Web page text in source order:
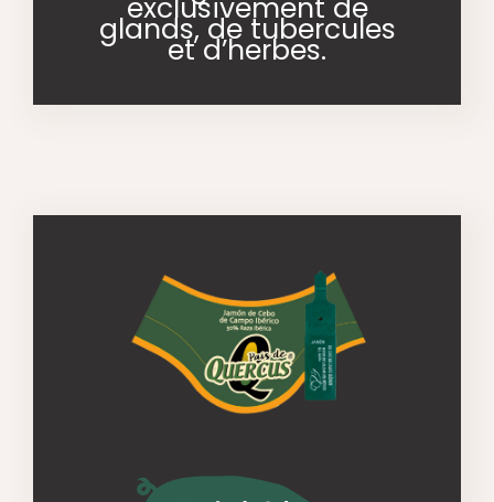
exclusivement de
glands, de tubercules
et d’herbes.